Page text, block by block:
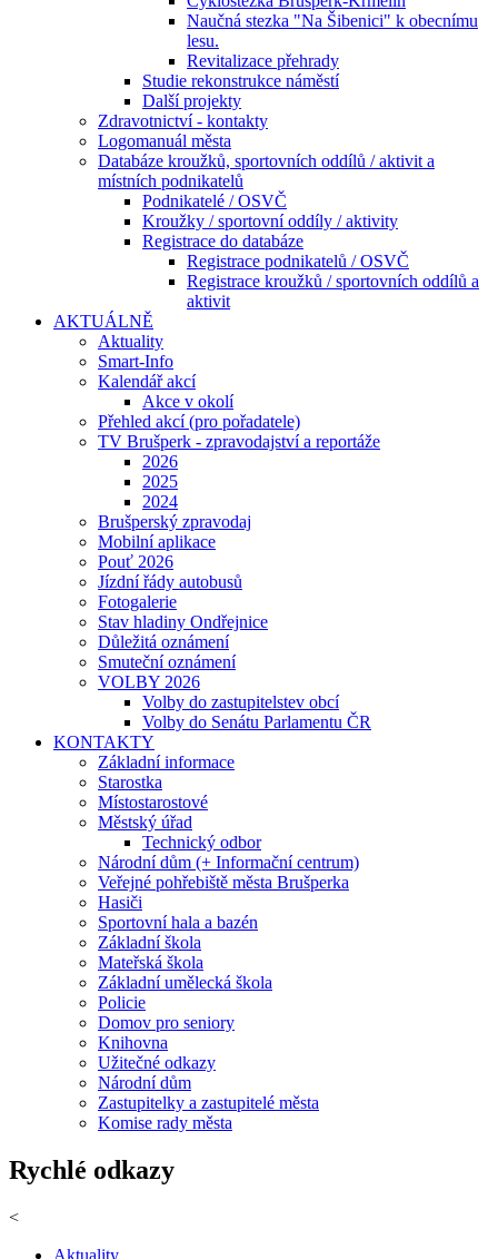
Naučná stezka "Na Šibenici" k obecnímu
lesu.
Revitalizace přehrady
Studie rekonstrukce náměstí
Další projekty
Zdravotnictví - kontakty
Logomanuál města
Databáze kroužků, sportovních oddílů / aktivit a
místních podnikatelů
Podnikatelé / OSVČ
Kroužky / sportovní oddíly / aktivity
Registrace do databáze
Registrace podnikatelů / OSVČ
Registrace kroužků / sportovních oddílů a
aktivit
AKTUÁLNĚ
Aktuality
Smart-Info
Kalendář akcí
Akce v okolí
Přehled akcí (pro pořadatele)
TV Brušperk - zpravodajství a reportáže
2026
2025
2024
Brušperský zpravodaj
Mobilní aplikace
Pouť 2026
Jízdní řády autobusů
Fotogalerie
Stav hladiny Ondřejnice
Důležitá oznámení
Smuteční oznámení
VOLBY 2026
Volby do zastupitelstev obcí
Volby do Senátu Parlamentu ČR
KONTAKTY
Základní informace
Starostka
Místostarostové
Městský úřad
Technický odbor
Národní dům (+ Informační centrum)
Veřejné pohřebiště města Brušperka
Hasiči
Sportovní hala a bazén
Základní škola
Mateřská škola
Základní umělecká škola
Policie
Domov pro seniory
Knihovna
Užitečné odkazy
Národní dům
Zastupitelky a zastupitelé města
Komise rady města
Rychlé odkazy
<
Aktuality